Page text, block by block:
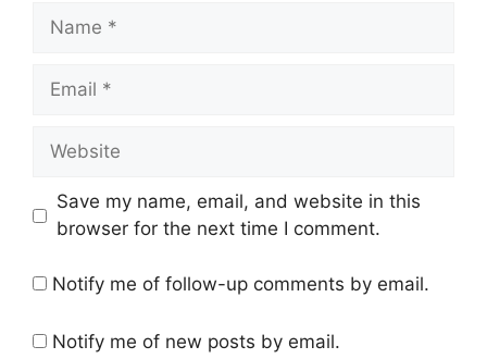
Name
Email
Website
Save my name, email, and website in this
browser for the next time I comment.
Notify me of follow-up comments by email.
Notify me of new posts by email.